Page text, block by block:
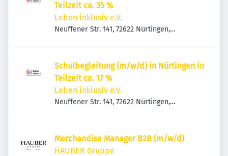
Teilzeit ca. 35 %
Leben inklusiv e.V.
Neuffener Str. 141, 72622 Nürtingen,
Schulbegleitung (m/w/d) in Nürtingen in
Teilzeit ca. 17 %
Leben inklusiv e.V.
Neuffener Str. 141, 72622 Nürtingen,
Merchandise Manager B2B (m/w/d)
HAUBER Gruppe